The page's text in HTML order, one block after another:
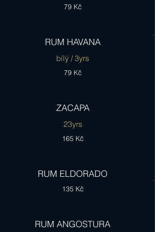
79 Kč
RUM HAVANA
bílý / 3yrs
79 Kč
ZACAPA
23yrs
165 Kč
RUM ELDORADO
135 Kč
RUM ANGOSTURA